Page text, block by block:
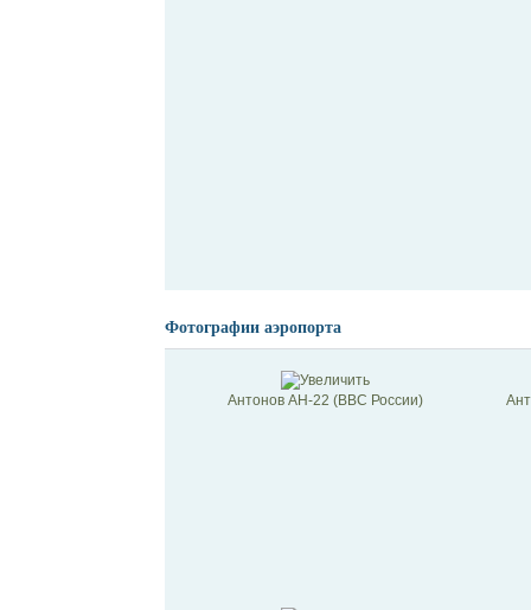
Фотографии аэропорта
Антонов АН-22 (ВВС России)